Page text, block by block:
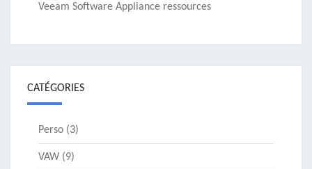
Veeam Software Appliance ressources
CATÉGORIES
Perso (3)
VAW (9)